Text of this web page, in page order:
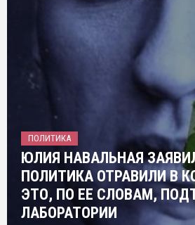
ПОЛИТИКА
ЮЛИЯ НАВАЛЬНАЯ
ПОЛИТИКА ОТРАВИЛИ В
ЭТО, ПО ЕЕ СЛОВАМ,
ЛАБОРАТОРИИ